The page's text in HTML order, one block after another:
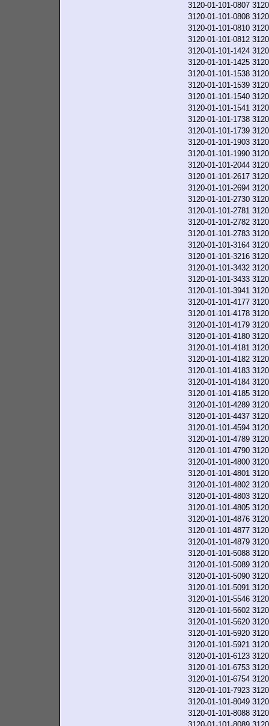
3120-01-101-0807
3120-01-101-0808
3120-01-101-0810
3120-01-101-0812
3120-01-101-1424
3120-01-101-1425
3120-01-101-1538
3120-01-101-1539
3120-01-101-1540
3120-01-101-1541
3120-01-101-1738
3120-01-101-1739
3120-01-101-1903
3120-01-101-1990
3120-01-101-2044
3120-01-101-2617
3120-01-101-2694
3120-01-101-2730
3120-01-101-2781
3120-01-101-2782
3120-01-101-2783
3120-01-101-3164
3120-01-101-3216
3120-01-101-3432
3120-01-101-3433
3120-01-101-3941
3120-01-101-4177
3120-01-101-4178
3120-01-101-4179
3120-01-101-4180
3120-01-101-4181
3120-01-101-4182
3120-01-101-4183
3120-01-101-4184
3120-01-101-4185
3120-01-101-4289
3120-01-101-4437
3120-01-101-4594
3120-01-101-4789
3120-01-101-4790
3120-01-101-4800
3120-01-101-4801
3120-01-101-4802
3120-01-101-4803
3120-01-101-4805
3120-01-101-4876
3120-01-101-4877
3120-01-101-4879
3120-01-101-5088
3120-01-101-5089
3120-01-101-5090
3120-01-101-5091
3120-01-101-5546
3120-01-101-5602
3120-01-101-5620
3120-01-101-5920
3120-01-101-5921
3120-01-101-6123
3120-01-101-6753
3120-01-101-6754
3120-01-101-7923
3120-01-101-8049
3120-01-101-8088